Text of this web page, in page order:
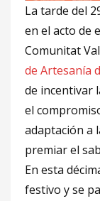
La tarde del
en el acto de
Comunitat
de Artesanía
de incentivar
el
adaptación a
premiar el
En esta
festivo y se